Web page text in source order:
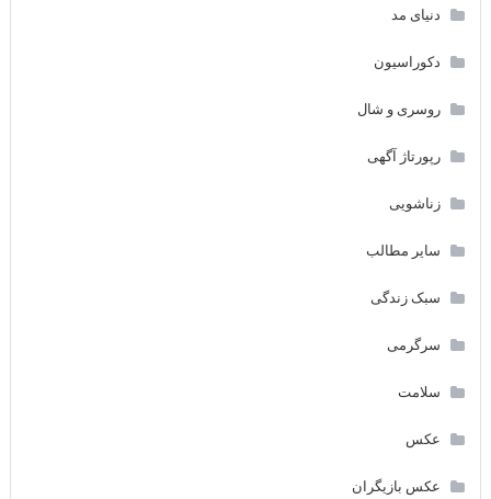
دنیای مد
دکوراسیون
روسری و شال
رپورتاژ آگهی
زناشویی
سایر مطالب
سبک زندگی
سرگرمی
سلامت
عکس
عکس بازیگران